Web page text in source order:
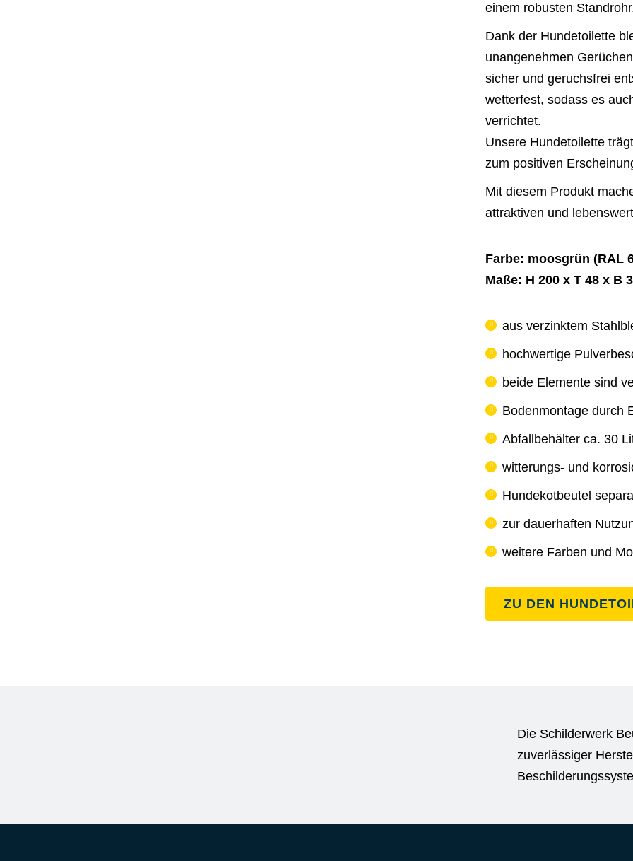
einem robusten
Dank der Hundetoilette
unangenehmen
sicher und geruchsfrei
wetterfest, sodass es
verrichtet.
Unsere Hundetoilette
zum positiven
Mit diesem Produkt
attraktiven und
Farbe: moosgrün (RAL
Maße: H 200 x T 48 x B
aus verzinktem
hochwertige
beide Elemente sind
Bodenmontage durch
Abfallbehälter ca. 30
witterungs- und
Hundekotbeutel
zur dauerhaften
weitere Farben und
ZU DEN
Die Schilderwerk
zuverlässiger